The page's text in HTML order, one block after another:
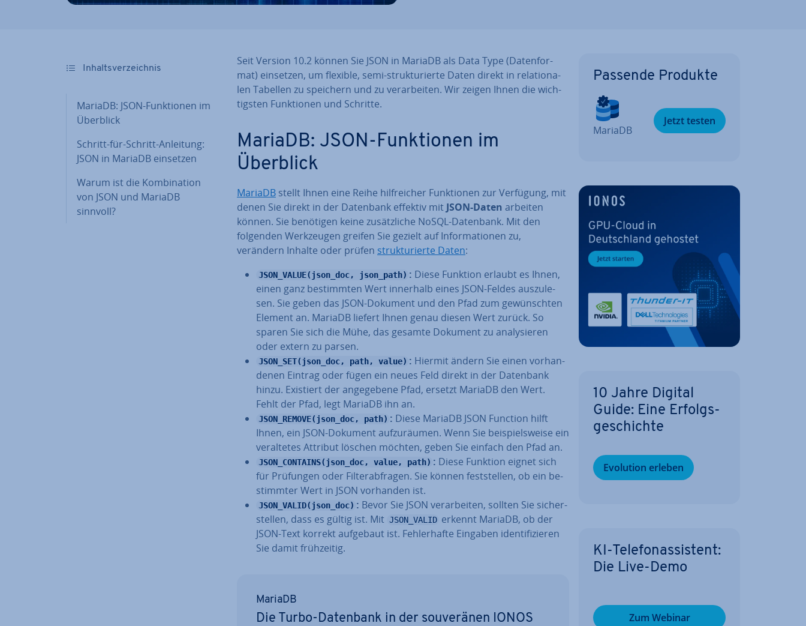
In­halts­ver­zeich­nis
MariaDB: JSON-Funk­tio­nen im
Überblick
Schritt-für-Schritt-Anleitung:
JSON in MariaDB einsetzen
Warum ist die Kom­bi­na­ti­on
von JSON und MariaDB
sinnvoll?
Seit Version 10.2 können Sie JSON in MariaDB als Data Type (Da­ten­for­
mat) einsetzen, um flexible, semi-struk­tu­rier­te Daten direkt in re­la­tio­na­
len Tabellen zu speichern und zu ver­ar­bei­ten. Wir zeigen Ihnen die wich­
tigs­ten Funk­tio­nen und Schritte.
MariaDB: JSON-Funk­tio­nen im
Überblick
MariaDB stellt Ihnen eine Reihe hilf­rei­cher Funk­tio­nen zur Verfügung, mit
denen Sie direkt in der Datenbank effektiv mit JSON-Daten arbeiten
können. Sie benötigen keine zu­sätz­li­che NoSQL-Datenbank. Mit den
folgenden Werk­zeu­gen greifen Sie gezielt auf In­for­ma­tio­nen zu,
verändern Inhalte oder prüfen struk­tu­rier­te Daten:
JSON_VALUE(json_doc, json_path) : Diese Funktion erlaubt es Ihnen,
einen ganz be­stimm­ten Wert innerhalb eines JSON-Feldes aus­zu­le­
sen. Sie geben das JSON-Dokument und den Pfad zum ge­wünsch­ten
Element an. MariaDB liefert Ihnen genau diesen Wert zurück. So
sparen Sie sich die Mühe, das gesamte Dokument zu ana­ly­sie­ren
oder extern zu parsen.
JSON_SET(json_doc, path, value) : Hiermit ändern Sie einen vor­han­
de­nen Eintrag oder fügen ein neues Feld direkt in der Datenbank
hinzu. Existiert der an­ge­ge­be­ne Pfad, ersetzt MariaDB den Wert.
Fehlt der Pfad, legt MariaDB ihn an.
JSON_REMOVE(json_doc, path) : Diese MariaDB JSON Function hilft
Ihnen, ein JSON-Dokument auf­zu­räu­men. Wenn Sie bei­spiels­wei­se ein
ver­al­te­tes Attribut löschen möchten, geben Sie einfach den Pfad an.
JSON_CONTAINS(json_doc, value, path) : Diese Funktion eignet sich
für Prüfungen oder Fil­ter­ab­fra­gen. Sie können fest­stel­len, ob ein be­
stimm­ter Wert in JSON vorhanden ist.
JSON_VALID(json_doc) : Bevor Sie JSON ver­ar­bei­ten, sollten Sie si­cher­
stel­len, dass es gültig ist. Mit JSON_VALID erkennt MariaDB, ob der
JSON-Text korrekt aufgebaut ist. Feh­ler­haf­te Eingaben iden­ti­fi­zie­ren
Sie damit früh­zei­tig.
MariaDB
Die Turbo-Datenbank in der sou­ve­rä­nen IONOS
Passende Produkte
MariaDB
Jetzt testen
10 Jahre Digital
Guide: Eine Er­folgs­
ge­schich­te
Evolution erleben
KI-Te­le­fon­as­sis­tent:
Die Live-Demo
Zum Webinar